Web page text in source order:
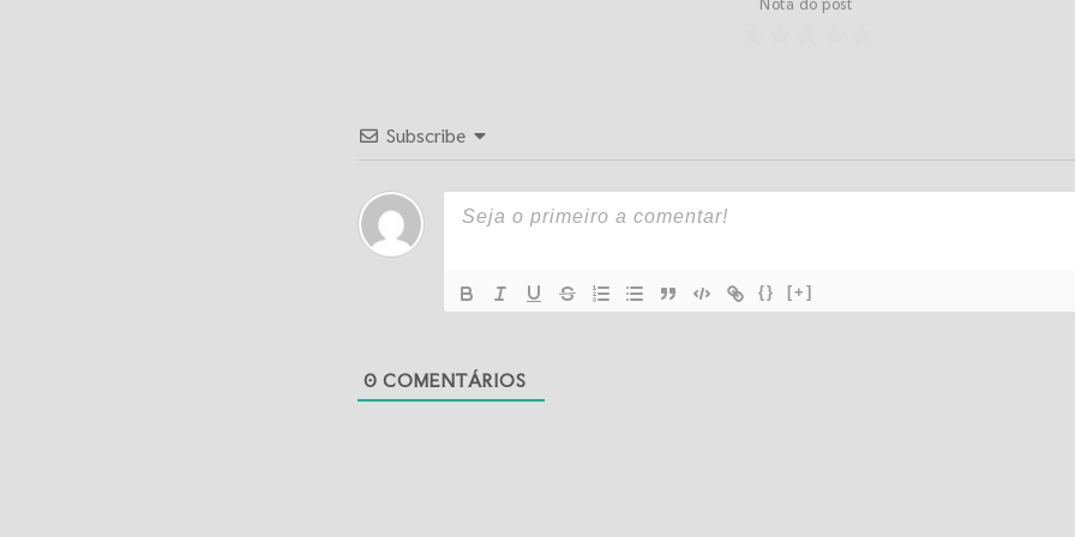
Nota do post
Subscribe
{} [+]
0 COMENTÁRIOS